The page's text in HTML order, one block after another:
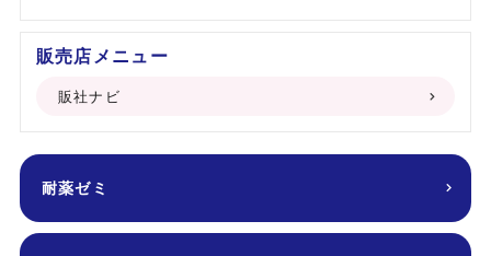
販売店メニュー
販社ナビ
耐薬ゼミ